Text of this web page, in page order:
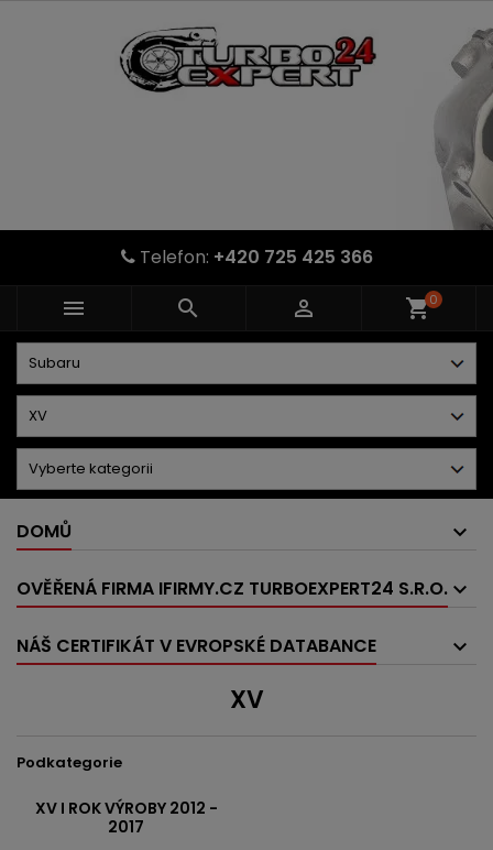
Telefon: +420 725 425 366
   shopping_cart0
DOMŮ
OVĚŘENÁ FIRMA IFIRMY.CZ TURBOEXPERT24 S.R.O.
NÁŠ CERTIFIKÁT V EVROPSKÉ DATABANCE
XV
Podkategorie
XV I ROK VÝROBY 2012 -
2017